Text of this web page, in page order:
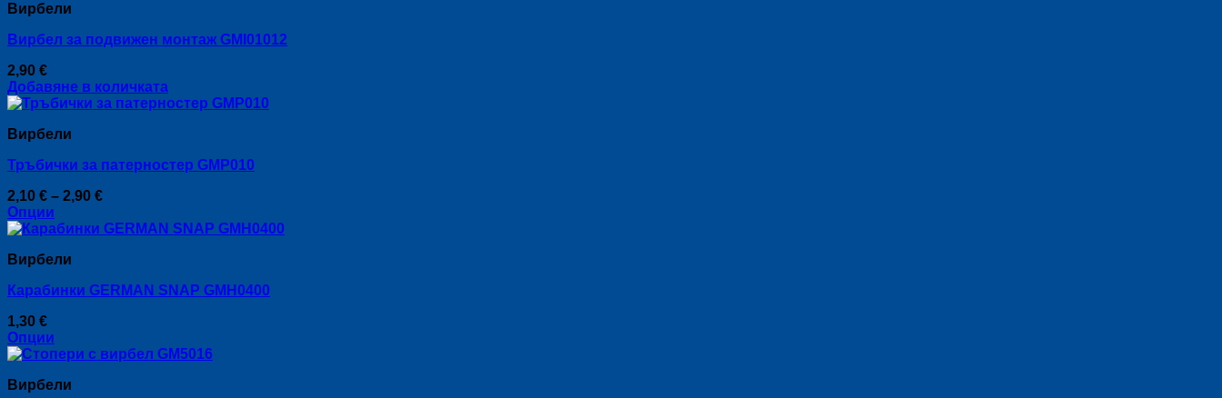
on
the
product
page
has
variants.
options
may
be
on
the
product
page
Вирбели
Вирбел за подвижен монтаж GMI01012
2,90 €
Добавяне в количката
Вирбели
Тръбички за патерностер GMP010
2,10 € – 2,90 €Price
2,10 €
Опции
This
has
variants.
options
may
be
on
Вирбели
Карабинки GERMAN SNAP GMH0400
1,30 €
Опции
This
has
Вирбели